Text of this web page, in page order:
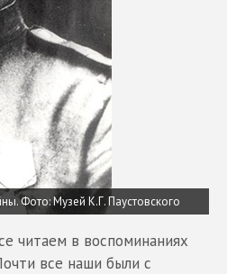
Фото: Музей К.Г. Паустовского
читаем в воспоминаниях
все наши были с